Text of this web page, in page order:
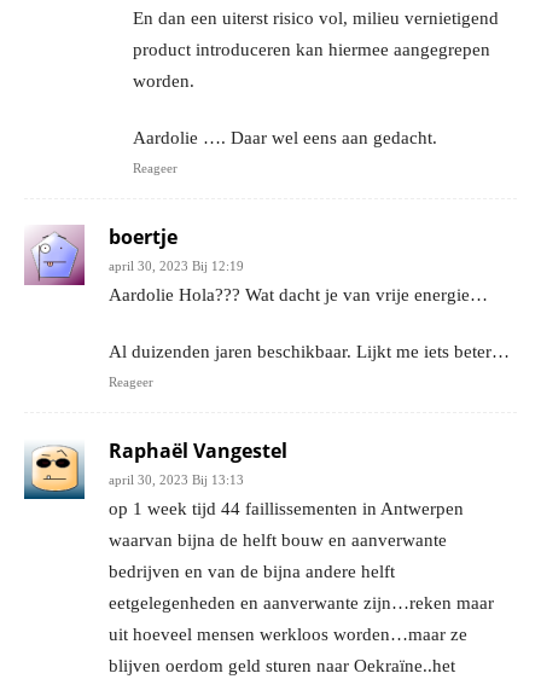
En dan een uiterst risico vol, milieu vernietigend
product introduceren kan hiermee aangegrepen
worden.
Aardolie …. Daar wel eens aan gedacht.
Reageer
boertje
april 30, 2023 Bij 12:19
Aardolie Hola??? Wat dacht je van vrije energie…
Al duizenden jaren beschikbaar. Lijkt me iets beter…
Reageer
Raphaël Vangestel
april 30, 2023 Bij 13:13
op 1 week tijd 44 faillissementen in Antwerpen
waarvan bijna de helft bouw en aanverwante
bedrijven en van de bijna andere helft
eetgelegenheden en aanverwante zijn…reken maar
uit hoeveel mensen werkloos worden…maar ze
blijven oerdom geld sturen naar Oekraïne..het